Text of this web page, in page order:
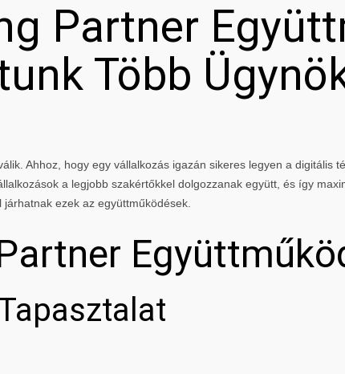
Partner
Több
Ahhoz, hogy egy vállalkozás igazán sikeres legyen a digitális
a legjobb szakértőkkel dolgozzanak együtt, és így
ezek az együttműködések.